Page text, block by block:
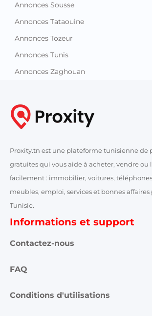
Annonces Sousse
Annonces Tataouine
Annonces Tozeur
Annonces Tunis
Annonces Zaghouan
Proxity.tn est une plateforme tunisienne de
gratuites qui vous aide à acheter, vendre ou
facilement : immobilier, voitures,
meubles, emploi, services et bonnes
Tunisie.
Informations et support
Contactez-nous
FAQ
Conditions d'utilisations